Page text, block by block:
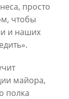
просто
чтобы
и наших
майора,
полка